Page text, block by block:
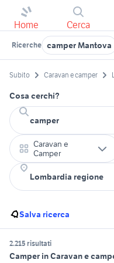
Home Cerca
Ricerche camper Mantova
Subito Caravan e camper
Cosa cerchi?
Caravan e
Camper
Salva ricerca
2.215 risultati
Camper in Caravan e